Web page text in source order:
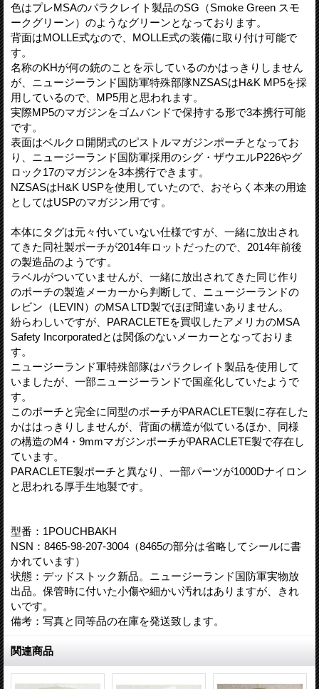
色はプレMSAのパラクレイト製品のSG（Smoke Green スモ
ークグリーン）のようなグリーンとなっております。
背面はMOLLE式なので、MOLLE式の装備に取り付け可能で
す。
名称のKHが何の銃のことを示しているのかはっきりしません
が、ニュージーランド国防軍特殊部隊NZSASはH&K MP5を採
用しているので、MP5用と思われます。
実際MP5のマガジンをゴムバンドで保持する形で3本携行可能
です。
表面はベルクロ開閉式のピストルマガジンポーチとなってお
り、ニュージーランド国防軍採用のシグ・ザウエルP226やグ
ロック17のマガジンを3本携行できます。
NZSASはH&K USPを使用していたので、おそらく本来の用途
としてはUSPのマガジン用です。
本体にタグは元々付いていない仕様ですが、一緒に放出され
てきた同社製ポーチが2014年ロットだったので、2014年前後
の製造品のようです。
ラベルがついていませんが、一緒に放出されてきた同じ作り
のポーチの製造メーカーから判断して、ニュージーランドの
レビン（LEVIN）のMSA LTD製でほぼ間違いありません。
紛らわしいですが、PARACLETEを買収したアメリカのMSA
Safety Incorporatedとは関係のないメーカーとなっておりま
す。
ニュージーランド軍特殊部隊はパラクレイト製品を使用して
いましたが、一部ニュージーランドで国産化していたようで
す。
このポーチと完全に同型のポーチがPARACLETE製に存在した
かははっきりしませんが、背面の構造が似ているほか、同様
の構造のM4・9mmマガジンポーチがPARACLETE製で存在し
ています。
PARACLETE製ポーチと異なり、一部パーツが1000Dナイロン
と思われる厚手生地製です。
型番：1POUCHBAKH
NSN：8465-98-207-3004（8465の部分は省略してシールに書
かれています）
状態：デッドストック新品。ニュージーランド国防軍実物放
出品。保管時に付いた小傷や細かい汚れはありますが、きれ
いです。
備考：写真と同等品の在庫を発送致します。
関連商品